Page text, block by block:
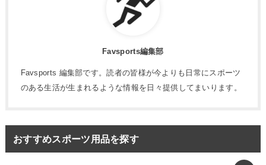
Favsports編集部
Favsports 編集部です。読者の皆様が今よりも日常にスポーツ
のある生活が生まれるような情報を日々提供してまいります。
おすすめスポーツ用品を探す